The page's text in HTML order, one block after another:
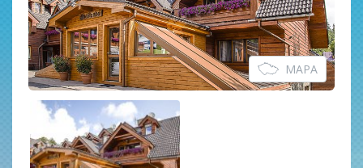
MAPA